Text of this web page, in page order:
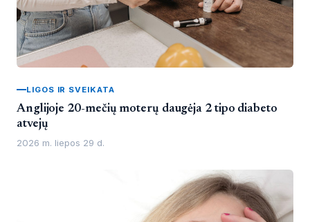
LIGOS IR SVEIKATA
Anglijoje 20-mečių moterų daugėja 2 tipo diabeto
atvejų
2026 m. liepos 29 d.